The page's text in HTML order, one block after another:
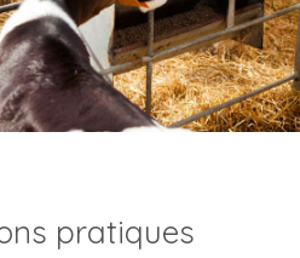
pratiques